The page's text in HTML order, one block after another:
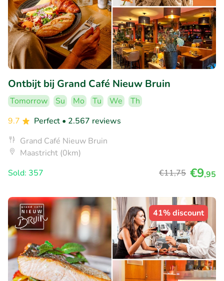
Ontbijt bij Grand Café Nieuw Bruin
Tomorrow Su Mo Tu We
Th
9.7
Perfect • 2.567 reviews
Grand Café Nieuw Bruin
Maastricht (0km)
Sold: 357
€11,75 €9,95
41% discount